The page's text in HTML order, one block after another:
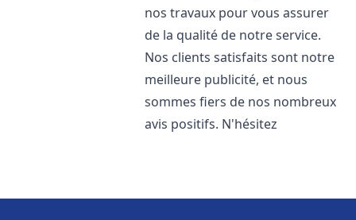
nos travaux pour vous assurer
de la qualité de notre service.
Nos clients satisfaits sont notre
meilleure publicité, et nous
sommes fiers de nos nombreux
avis positifs. N'hésitez